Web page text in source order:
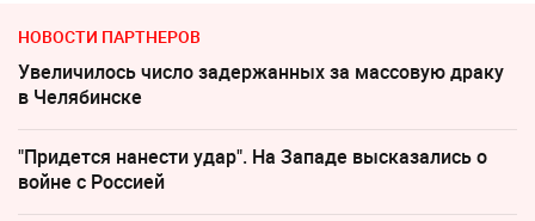
НОВОСТИ ПАРТНЕРОВ
Увеличилось число задержанных за массовую драку
в Челябинске
"Придется нанести удар". На Западе высказались о
войне с Россией